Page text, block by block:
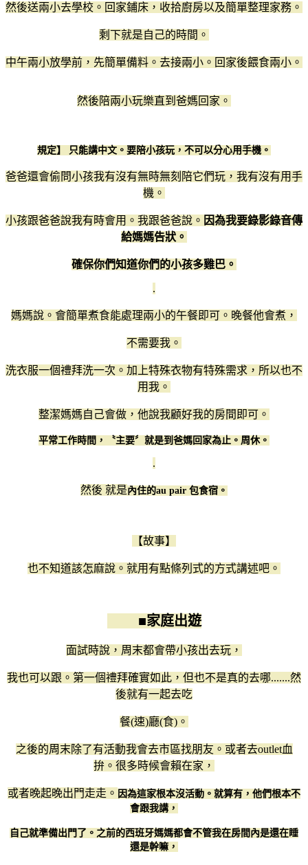
然後送兩小去學校。回家鋪床，收拾廚房以及簡單整理家務。
剩下就是自己的時間。
中午兩小放學前，先簡單備料。去接兩小。回家後餵食兩小。
然後陪兩小玩樂直到爸媽回家。
規定】 只能講中文。要陪小孩玩，不可以分心用手機。
爸爸還會偷問小孩我有沒有無時無刻陪它們玩，我有沒有用手
機。
小孩跟爸爸說我有時會用。我跟爸爸說。 因為我要錄影錄音傳
給媽媽告狀。
確保你們知道你們的小孩多雞巴。
.
媽媽說。會簡單煮食能處理兩小的午餐即可。晚餐他會煮，
不需要我。
洗衣服一個禮拜洗一次。加上特殊衣物有特殊需求，所以也不
用我。
整潔媽媽自己會做，他說我顧好我的房間即可。
平常工作時間，〝主要〞就是到爸媽回家為止。周休。
.
然後 就是內住的au pair 包食宿。
【故事】
也不知道該怎麻說。就用有點條列式的方式講述吧。
■家庭出遊
面試時說，周末都會帶小孩出去玩，
我也可以跟。第一個禮拜確實如此，但也不是真的去哪.......然
後就有一起去吃
餐(速)廳(食)。
之後的周末除了有活動我會去市區找朋友。或者去outlet血
拚。很多時候會賴在家，
或者晚起晚出門走走。 因為這家根本沒活動。就算有，他們根本不
會跟我講，
自己就準備出門了。之前的西班牙媽媽都會不管我在房間內是還在睡
還是幹嘛，